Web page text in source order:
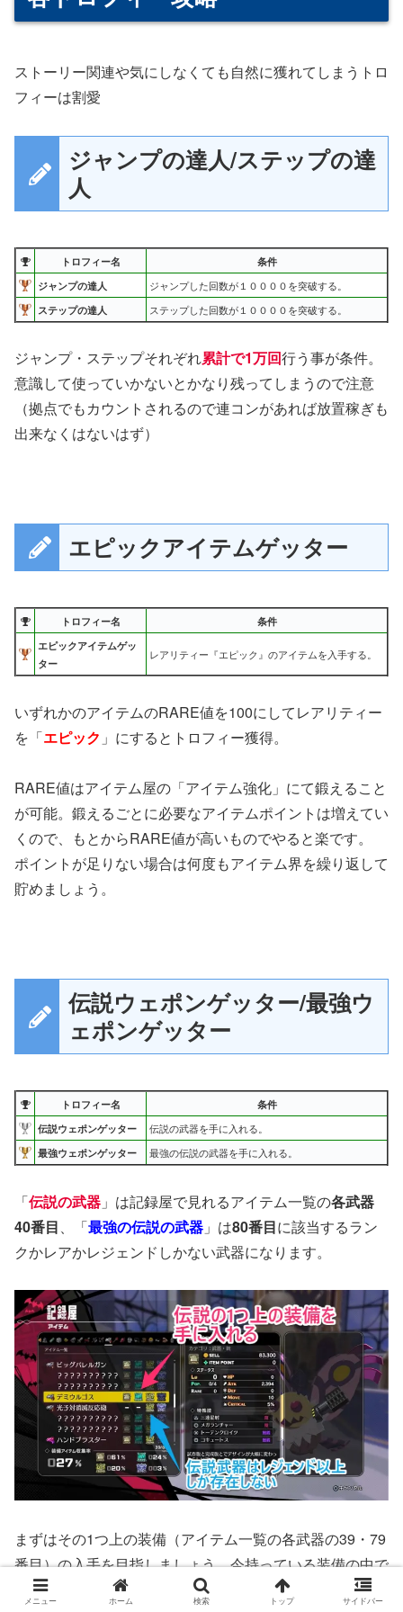
ストーリー関連や気にしなくても自然に獲れてしまうトロ
フィーは割愛
ジャンプの達人/ステップの達
人
トロフィー名
条件
ジャンプの達人
ジャンプした回数が１００００を突破する。
ステップの達人
ステップした回数が１００００を突破する。
ジャンプ・ステップそれぞれ累計で1万回行う事が条件。
意識して使っていかないとかなり残ってしまうので注意
（拠点でもカウントされるので連コンがあれば放置稼ぎも
出来なくはないはず）
エピックアイテムゲッター
トロフィー名
条件
エピックアイテムゲッ
ター
レアリティー『エピック』のアイテムを入手する。
いずれかのアイテムのRARE値を100にしてレアリティー
を「エピック 」にするとトロフィー獲得。
RARE値はアイテム屋の「アイテム強化」にて鍛えること
が可能。鍛えるごとに必要なアイテムポイントは増えてい
くので、もとからRARE値が高いものでやると楽です。
ポイントが足りない場合は何度もアイテム界を繰り返して
貯めましょう。
伝説ウェポンゲッター/最強ウ
ェポンゲッター
トロフィー名
条件
伝説ウェポンゲッター
伝説の武器を手に入れる。
最強ウェポンゲッター
最強の伝説の武器を手に入れる。
「伝説の武器 」は記録屋で見れるアイテム一覧の各武器
40番目 、「最強の伝説の武器 」は80番目に該当するラン
クかレアかレジェンドしかない武器になります。
まずはその1つ上の装備（アイテム一覧の各武器の39・79
番目）の入手を目指しましょう。今持っている装備の中で
一番上位のモノのアイテム界に行けば更に上のモノが手に
メニュー ホーム 検索 トップ サイドバー